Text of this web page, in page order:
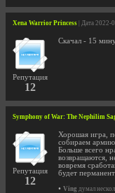
Xena Warrior Princess | Дата
Репутация
12
Скачал - 15
Symphony of War: The Nephilim
Репутация
12
Хорошая игра,
собираем
Больше всего
возвращаются,
вовремя
будет
• Ving думал